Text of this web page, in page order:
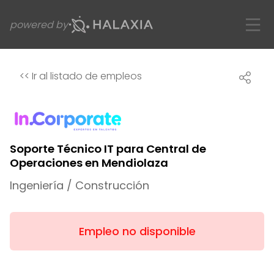
powered by
<< Ir al listado de empleos
Soporte Técnico IT para Central de
Operaciones en Mendiolaza
Ingeniería / Construcción
Empleo no disponible